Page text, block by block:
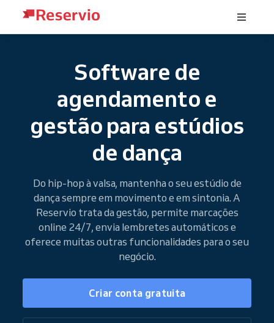
Software de
agendamento e
gestão para estúdios
de dança
Do hip-hop à valsa, mantenha o seu estúdio de
dança sempre em movimento e em sintonia. A
Reservio trata da gestão, permite marcações
online 24/7, envia lembretes automáticos e
oferece muitas outras funcionalidades para o seu
negócio.
Criar conta gratuita